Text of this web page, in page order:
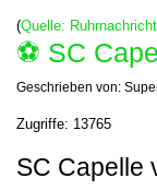
(Quelle:
⚽️ SC
Geschrieben von:
Zugriffe: 13765
SC Capelle